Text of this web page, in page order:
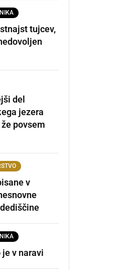
tujcev,
del
jezera
povsem
v
v naravi